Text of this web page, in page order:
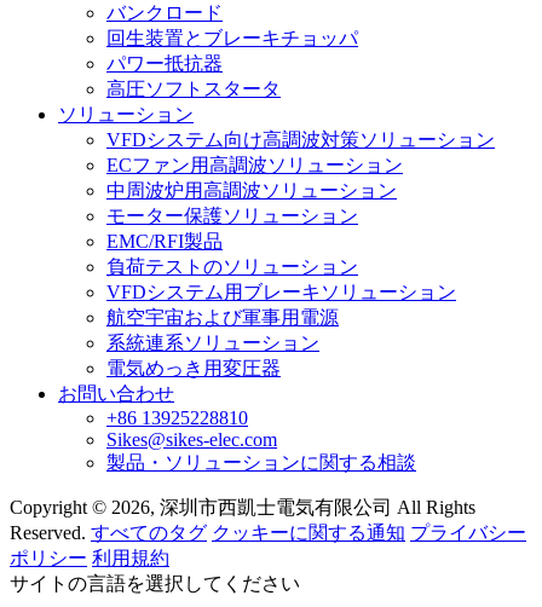
バンクロード
回生装置とブレーキチョッパ
パワー抵抗器
高圧ソフトスタータ
ソリューション
VFDシステム向け高調波対策ソリューション
ECファン用高調波ソリューション
中周波炉用高調波ソリューション
モーター保護ソリューション
EMC/RFI製品
負荷テストのソリューション
VFDシステム用ブレーキソリューション
航空宇宙および軍事用電源
系統連系ソリューション
電気めっき用変圧器
お問い合わせ
+86 13925228810
Sikes@sikes-elec.com
製品・ソリューションに関する相談
Copyright © 2026, 深圳市西凱士電気有限公司 All Rights
Reserved. すべてのタグ クッキーに関する通知 プライバシー
ポリシー 利用規約
サイトの言語を選択してください